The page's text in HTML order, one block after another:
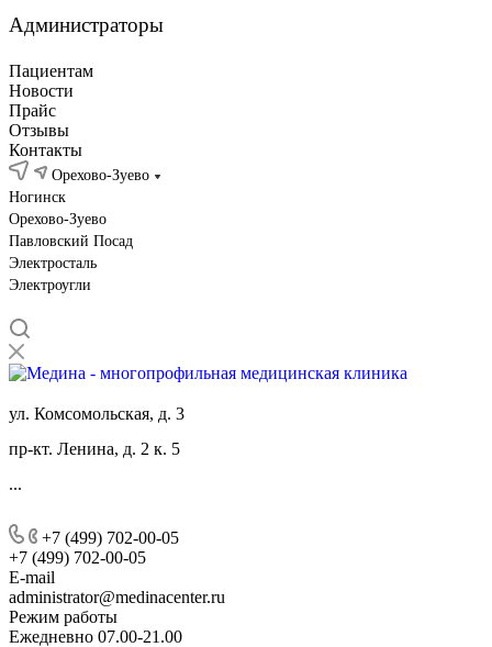
Администраторы
Пациентам
Новости
Прайс
Отзывы
Контакты
Орехово-Зуево
Ногинск
Орехово-Зуево
Павловский Посад
Электросталь
Электроугли
ул. Комсомольская, д. 3
пр-кт. Ленина, д. 2 к. 5
...
+7 (499) 702-00-05
+7 (499) 702-00-05
E-mail
administrator@medinacenter.ru
Режим работы
Ежедневно 07.00-21.00